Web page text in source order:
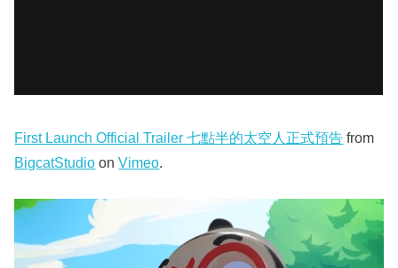
First Launch Official Trailer 七點半的太空人正式預告 from
BigcatStudio onVimeo.